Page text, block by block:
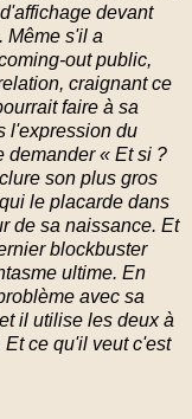
devant
Même s'il a
out public,
craignant ce
faire à sa
l'expression du
demander « Et si ?
son plus gros
le placarde dans
de sa naissance. Et
blockbuster
ultime. En
avec sa
il utilise les deux à
ce qu'il veut c'est